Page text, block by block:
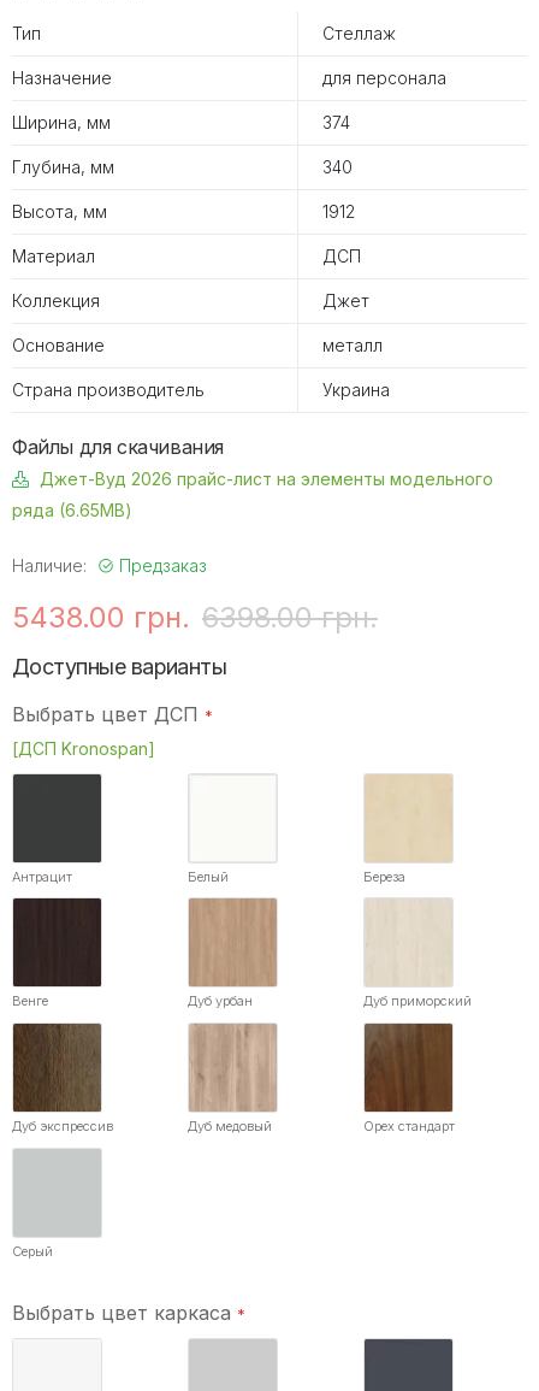
Тип Стеллаж
Назначение для персонала
Ширина, мм 374
Глубина, мм 340
Высота, мм 1912
Материал ДСП
Коллекция Джет
Основание металл
Страна производитель Украина
Файлы для скачивания
Джет-Вуд 2026 прайс-лист на элементы модельного
ряда (6.65MB)
Наличие: Предзаказ
5438.00 грн. 6398.00 грн.
Доступные варианты
Выбрать цвет ДСП
[ДСП Kronospan]
Антрацит Белый Береза
Венге Дуб урбан Дуб приморский
Дуб экспрессив Дуб медовый Орех стандарт
Серый
Выбрать цвет каркаса